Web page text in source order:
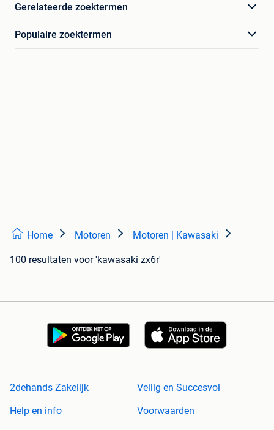
Gerelateerde zoektermen
Populaire zoektermen
Home Motoren Motoren | Kawasaki
100 resultaten voor 'kawasaki zx6r'
2dehands Zakelijk
Veilig en Succesvol
Help en info
Voorwaarden